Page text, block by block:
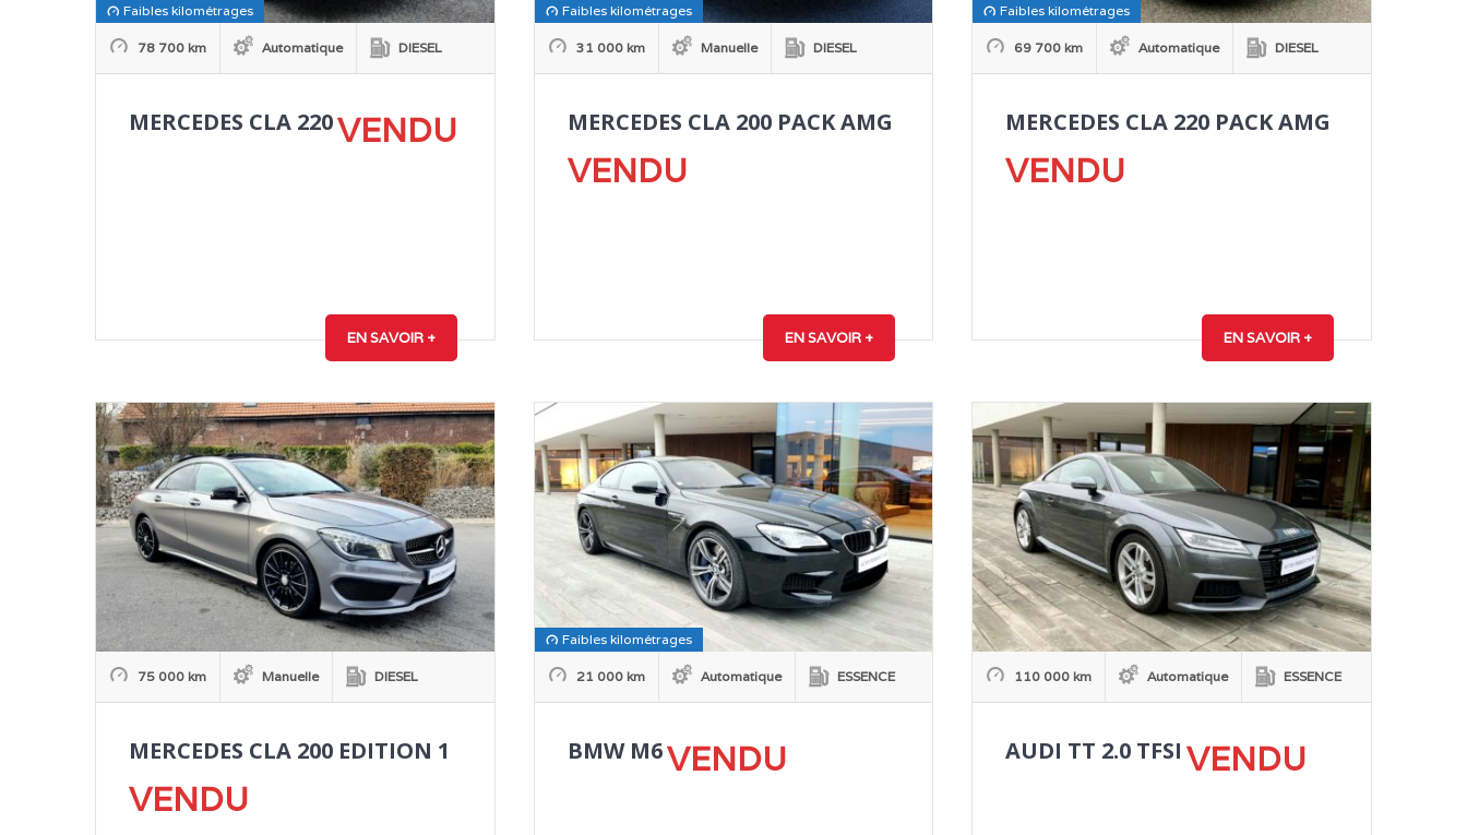
Faibles kilométrages
78 700 km Automatique DIESEL
MERCEDES CLA 220VENDU
EN SAVOIR +
Faibles kilométrages
31 000 km Manuelle DIESEL
MERCEDES CLA 200 PACK AMG
VENDU
EN SAVOIR +
Faibles kilométrages
69 700 km Automatique DIESEL
MERCEDES CLA 220 PACK AMG
VENDU
EN SAVOIR +
75 000 km Manuelle DIESEL
MERCEDES CLA 200 EDITION 1
VENDU
Faibles kilométrages
21 000 km Automatique ESSENCE
BMW M6VENDU
110 000 km Automatique ESSENCE
AUDI TT 2.0 TFSI VENDU